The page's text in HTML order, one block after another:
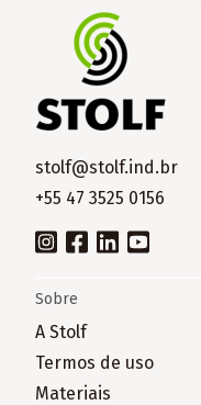
stolf@stolf.ind.br
+55 47 3525 0156
Sobre
A Stolf
Termos de uso
Materiais